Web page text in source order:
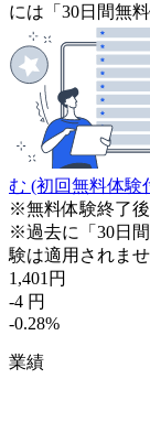
には「30日間無
む (初回無料体験
※無料体験終了後
※過去に「30日
験は適用されませ
1,401 円
-4 円
-0.28%
業績